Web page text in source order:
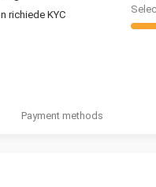
richiede KYC
Payment methods